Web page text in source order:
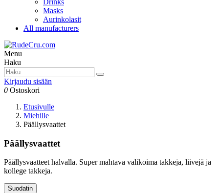
Drinks
Masks
Aurinkolasit
All manufacturers
Menu
Haku
Kirjaudu sisään
0 Ostoskori
Etusivulle
Miehille
Päällysvaattet
Päällysvaattet
Päällysvaatteet halvalla. Super mahtava valikoima takkeja, liivejä ja
kollege takkeja.
Suodatin